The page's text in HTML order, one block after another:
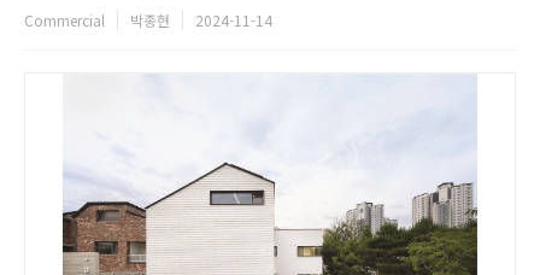
Commercial 박종현 2024-11-14